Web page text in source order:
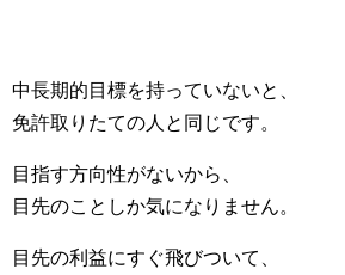
中長期的目標を持っていないと、
免許取りたての人と同じです。
目指す方向性がないから、
目先のことしか気になりません。
目先の利益にすぐ飛びついて、